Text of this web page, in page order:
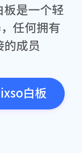
是一个轻
任何拥有
成员
白板